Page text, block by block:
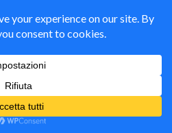
il26 Marzo 2015 #
arduino a 7/9v è meglio
di alimentazione interno
per arrivare a 5v, tuttavia